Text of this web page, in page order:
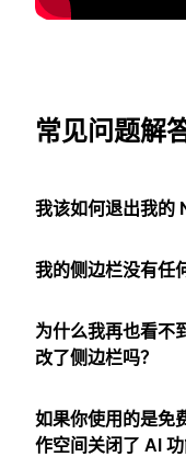
常见问题解
我该如何退出我的
我的侧边栏没有任
为什么我再也看不
改了侧边栏吗？
如果你使用的是免
作空间关闭了 AI